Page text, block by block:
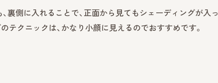
裏側に入れることで、正面から見てもシェーディングが入
テクニックは、かなり小顔に見えるのでおすすめです。